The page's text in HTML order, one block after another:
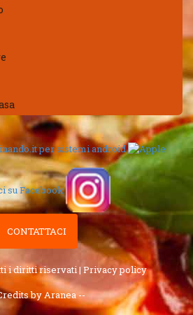
CONTATTACI
i diritti riservati | Privacy policy
by Aranea --